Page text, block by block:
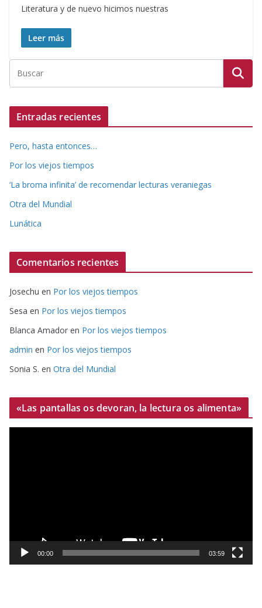
Literatura y de nuevo hicimos nuestras
Leer más
Entradas recientes
Pero, hasta entonces…
Por los viejos tiempos
‘La broma infinita’ de recomendar lecturas veraniegas
Otra del Mundial
Lunática
Comentarios recientes
Josechu en Por los viejos tiempos
Sesa en Por los viejos tiempos
Blanca Amador en Por los viejos tiempos
admin en Por los viejos tiempos
Sonia S. en Otra del Mundial
«Las pantallas os devoran, la lectura os alimenta»
o
00:00 03:59